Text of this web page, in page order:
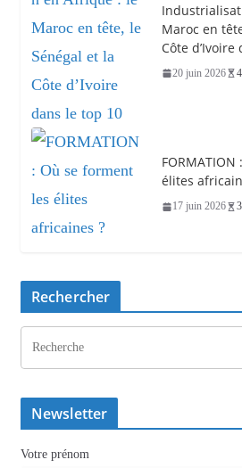
Maroc en
Côte
20 juin 2026
élites
17 juin 2026
Rechercher
Newsletter
Votre prénom